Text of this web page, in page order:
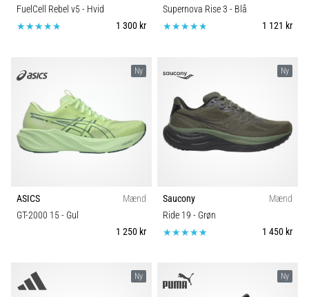
FuelCell Rebel v5- Hvid
1 300 kr
Supernova Rise 3 - Blå
1 121 kr
Ny
ASICS
Mænd
GT-2000 15- Gul
1 250 kr
Ny
Saucony
Mænd
Ride 19 - Grøn
1 450 kr
Ny Ny